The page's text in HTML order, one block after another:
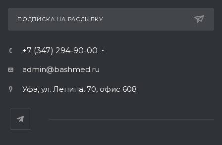
ПОДПИСКА НА РАССЫЛКУ
+7 (347) 294-90-00
admin@bashmed.ru
Уфа, ул. Ленина, 70, офис 608